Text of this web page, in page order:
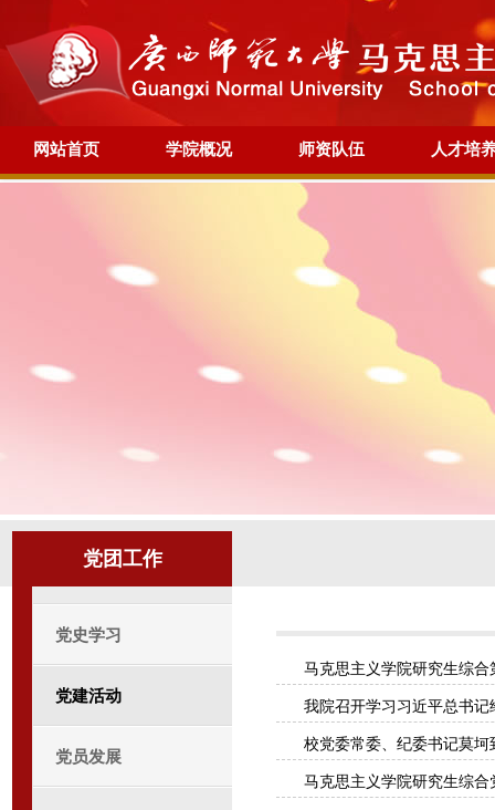
网站首页 学院概况 师资队伍 人才培
党团工作
党史学习
党建活动
党员发展
马克思主义学院研究生综
我院召开学习习近平总书
校党委常委、纪委书记莫
马克思主义学院研究生综合